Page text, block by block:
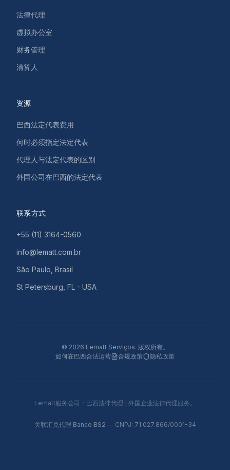
法律代理
虚拟办公室
财务管理
清算人
资源
巴西法定代表费用
何时必须指定法定代表
代理人与法定代表的区别
外国公司在巴西的法定代表
联系方式
+55 (11) 3164-0560
info@lematt.com.br
São Paulo, Brasil
St Petersburg, FL - USA
© 2026 Lematt Serviços. 版权所有。
如何在巴西合法运营
合规政策 隐私政策
Lematt服务公司：巴西法律代理 | 外国企业法律代理服务。
关联汇兑代理 Banco BS2 — CNPJ: 71.027.866/0001-34